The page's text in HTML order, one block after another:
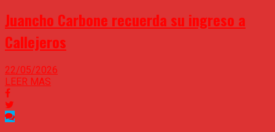
Juancho Carbone recuerda su ingreso a
Callejeros
22/05/2026
LEER MAS